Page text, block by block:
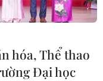
hóa, Thể thao
Đại học